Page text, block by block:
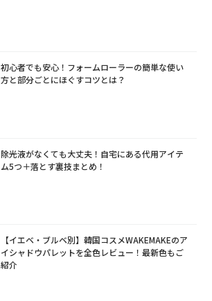
初心者でも安心！フォームローラーの簡単な使い
方と部分ごとにほぐすコツとは？
除光液がなくても大丈夫！自宅にある代用アイテ
ム5つ＋落とす裏技まとめ！
【イエベ・ブルベ別】韓国コスメWAKEMAKEのア
イシャドウパレットを全色レビュー！最新色もご
紹介